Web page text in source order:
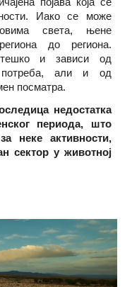
Иако се може
света, њене
до региона.
и зависи од
потреба, али и од
посматра.
недостатка
периода, што
неке активности,
сектор у животној